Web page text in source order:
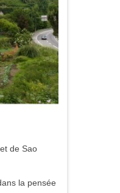
de Sao
la pensée